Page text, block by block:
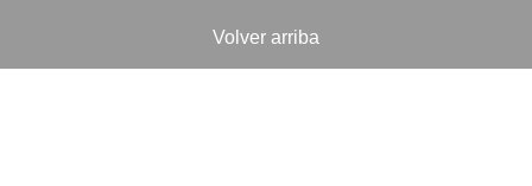
Volver arriba